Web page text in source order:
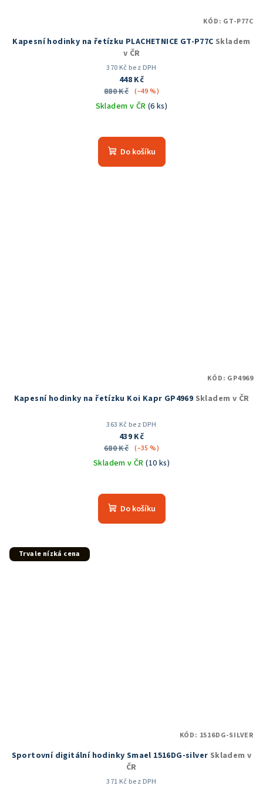
Kapesní hodinky na řetízku PLACHETNICE GT-P77C Skladem
v ČR
370 Kč bez DPH
448 Kč
880 Kč (–49 %)
Skladem v ČR (6 ks)
hodnocení
produktu
Do košíku
KÓD: GT-P77C
Kapesní hodinky na řetízku Koi Kapr GP4969 Skladem v ČR
363 Kč bez DPH
439 Kč
680 Kč (–35 %)
Skladem v ČR(10 ks)
Do košíku
KÓD: GP4969
Trvale nízká cena
Sportovní digitální hodinky Smael 1516DG-silver Skladem v
ČR
371 Kč bez DPH
KÓD: 1516DG-SILVER